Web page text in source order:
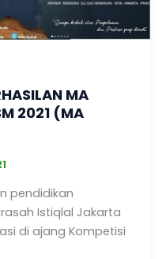
MA
2021 (MA
pendidikan
Istiqlal Jakarta
di ajang Kompetisi